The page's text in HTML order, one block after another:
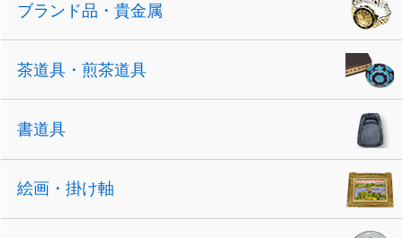
ブランド品・貴金属
茶道具・煎茶道具
書道具
絵画・掛け軸